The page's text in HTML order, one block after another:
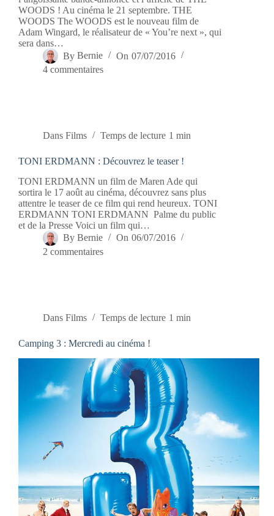
WOODS ! Au cinéma le 21 septembre. THE
WOODS The WOODS est le nouveau film de
Adam Wingard, le réalisateur de « You’re next », qui
sera dans…
By Bernie On 07/07/2016
4 commentaires
Dans Films Temps de lecture 1 min
TONI ERDMANN : Découvrez le teaser !
TONI ERDMANN un film de Maren Ade qui
sortira le 17 août au cinéma, découvrez sans plus
attentre le teaser de ce film qui rend heureux. TONI
ERDMANN TONI ERDMANN Palme du public
et de la Presse Voici un film qui…
By Bernie On 06/07/2016
2 commentaires
Dans Films Temps de lecture 1 min
Camping 3 : Mercredi au cinéma !